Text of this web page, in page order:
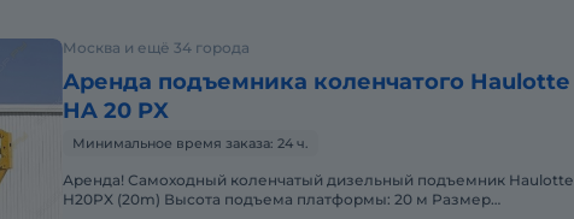
Москва и ещё 34 города
Аренда подъемника коленчатого Haulotte
HA 20 PX
Минимальное время заказа: 24 ч.
Аренда! Самоходный коленчатый дизельный подъемник Haulotte
H20PX (20m) Высота подъема платформы: 20 м Размер